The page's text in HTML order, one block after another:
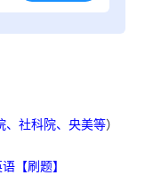
、社科院、央美等）
【刷题】